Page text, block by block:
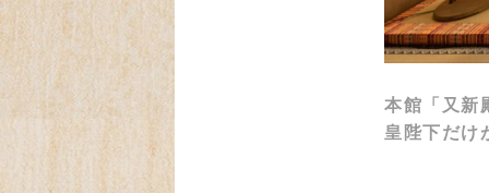
本館「又新
皇陛下だけ